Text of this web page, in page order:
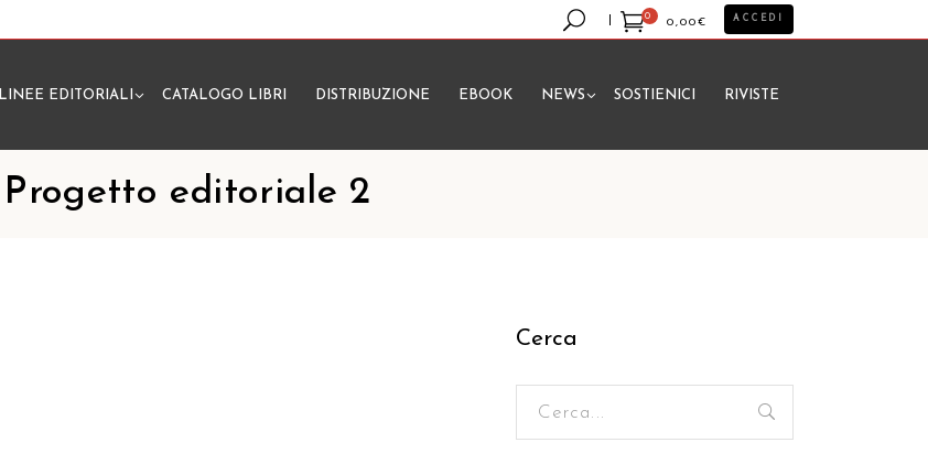
0
0,00€
Nessun prodotto nel carrello.
ACCEDI
LINEE EDITORIALI CATALOGO LIBRI DISTRIBUZIONE EBOOK NEWS SOSTIENICI RIVISTE
Progetto editoriale 2
Cerca